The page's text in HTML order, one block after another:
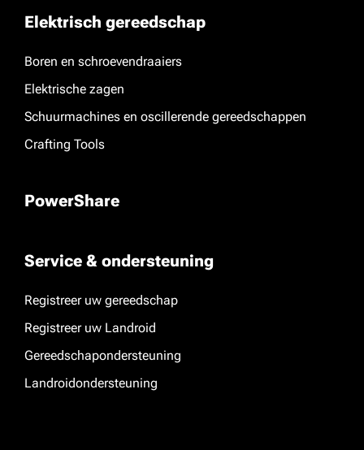
Elektrisch gereedschap
Boren en schroevendraaiers
Elektrische zagen
Schuurmachines en oscillerende gereedschappen
Crafting Tools
PowerShare
Service & ondersteuning
Registreer uw gereedschap
Registreer uw Landroid
Gereedschapondersteuning
Landroidondersteuning